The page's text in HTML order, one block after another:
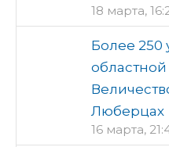
18 марта,
Более 250
областной
Люберцах
16 марта,